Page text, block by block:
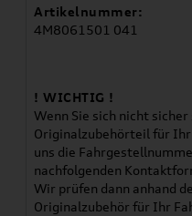
Artikelnummer:
4M8061501 041
! WICHTIG !
Wenn Sie sich nicht sicher
Originalzubehörteil für
uns die
nachfolgenden
Wir prüfen dann anhand
Originalzubehör für Ihr